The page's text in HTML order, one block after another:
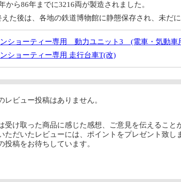
から86年までに3216両が製造されました。
た後は、各地の鉄道博物館に静態保存され、未だ
ショーティー専用 動力ユニット3 (電車・気動車
ショーティー専用 走行台車T(改)
レビュー投稿はありません。
受け取った商品に感じた感想、ご意見を伝えること
ただいたレビューには、ポイントをプレゼント致し
投稿をお待ちしています。